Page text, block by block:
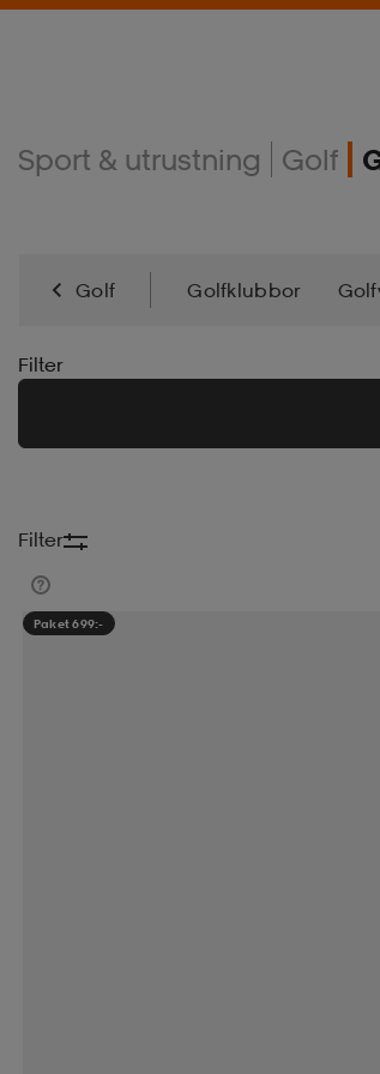
Sport & utrustning Golf
Golf Golfklubbor
Sportglasögon
Filter
Filter
Paket 699:-